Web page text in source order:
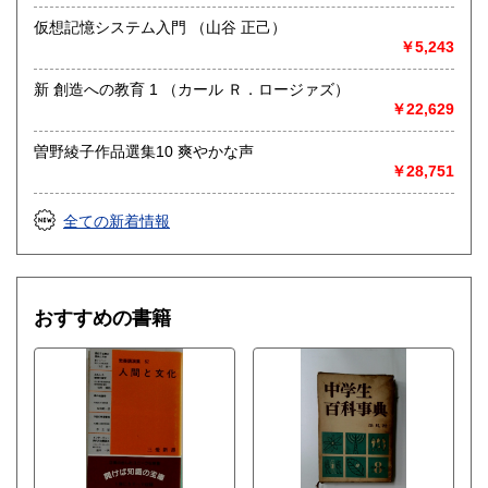
仮想記憶システム入門 （山谷 正己）
￥5,243
新 創造への教育 1 （カール Ｒ．ロージァズ）
￥22,629
曽野綾子作品選集10 爽やかな声
￥28,751
全ての新着情報
おすすめの書籍